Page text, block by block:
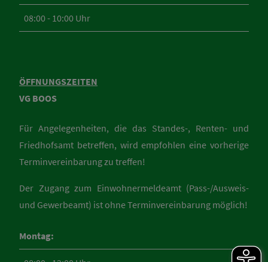
08:00 - 10:00 Uhr
ÖFFNUNGSZEITEN
VG BOOS
Für Angelegenheiten, die das Standes-, Renten- und
Friedhofsamt betreffen, wird empfohlen eine vorherige
Terminvereinbarung zu treffen!
Der Zugang zum Einwohnermeldeamt (Pass-/Ausweis-
und Gewerbeamt) ist ohne Terminvereinbarung möglich!
Montag: